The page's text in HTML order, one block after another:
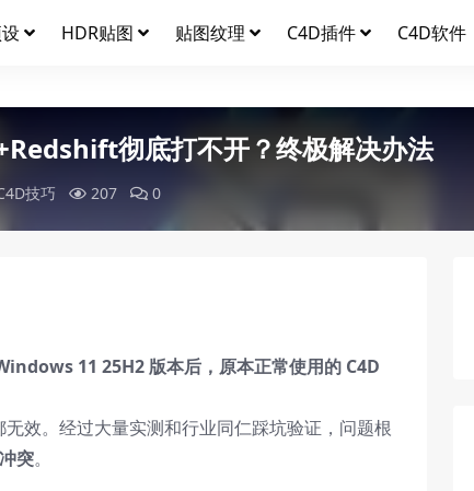
HDR贴图 贴图纹理 C4D插件 C4D软件
彻底打不开？终极解决办法
技巧 207 0
11 25H2 版本后，原本正常使用的 C4D
效。经过大量实测和行业同仁踩坑验证，问题根
突。